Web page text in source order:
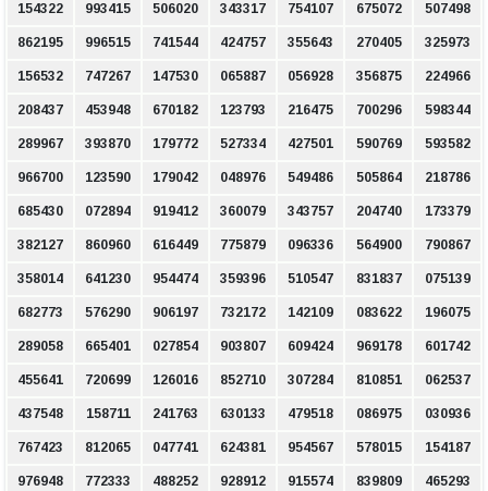
154322 993415 506020 343317 754107 675072 507498
862195 996515 741544 424757 355643 270405 325973
156532 747267 147530 065887 056928 356875 224966
208437 453948 670182 123793 216475 700296 598344
289967 393870 179772 527334 427501 590769 593582
966700 123590 179042 048976 549486 505864 218786
685430 072894 919412 360079 343757 204740 173379
382127 860960 616449 775879 096336 564900 790867
358014 641230 954474 359396 510547 831837 075139
682773 576290 906197 732172 142109 083622 196075
289058 665401 027854 903807 609424 969178 601742
455641 720699 126016 852710 307284 810851 062537
437548 158711 241763 630133 479518 086975 030936
767423 812065 047741 624381 954567 578015 154187
976948 772333 488252 928912 915574 839809 465293